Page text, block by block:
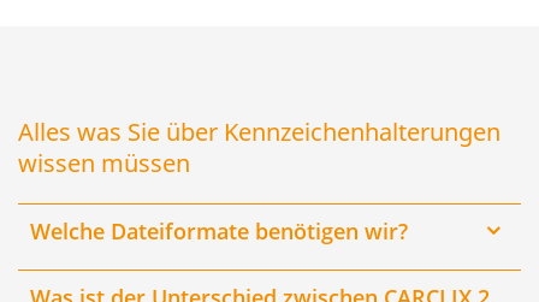
Alles was Sie über Kennzeichenhalterungen
wissen müssen
Welche Dateiformate benötigen wir?